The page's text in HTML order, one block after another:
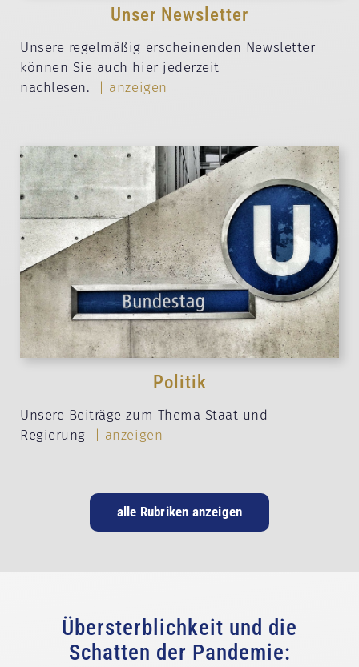
Unser Newsletter
Unsere regelmäßig erscheinenden Newsletter
können Sie auch hier jederzeit
nachlesen.
| anzeigen
Politik
Unsere Beiträge zum Thema Staat und
Regierung
| anzeigen
alle Rubriken anzeigen
Übersterblichkeit und die
Schatten der Pandemie: